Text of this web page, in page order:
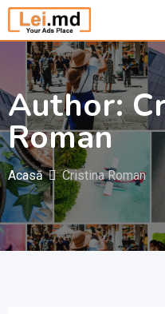
Săriți
la
conținut
Author:
Roman
Acasă Cristina Roman